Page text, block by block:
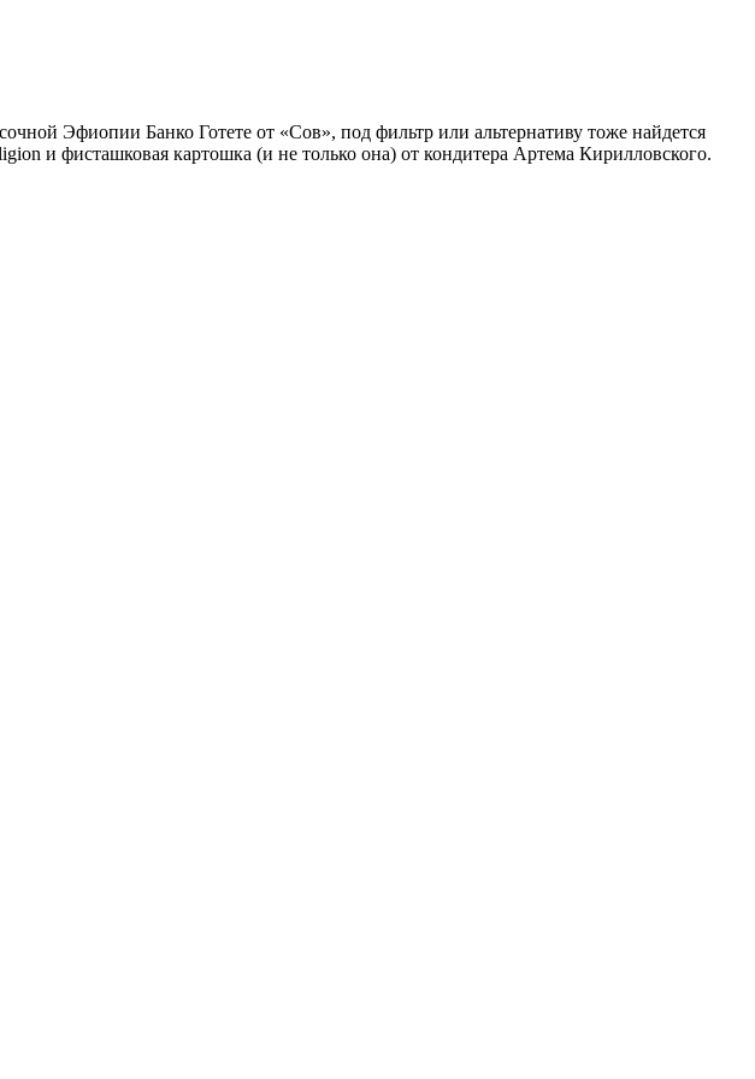
Эфиопии Банко Готете от «Сов», под фильтр или альтернативу тоже найдется
и фисташковая картошка (и не только она) от кондитера Артема Кирилловского.